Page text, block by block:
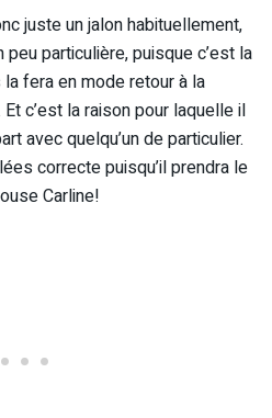
juste un jalon habituellement,
particulière, puisque c’est la
fera en mode retour à la
c’est la raison pour laquelle il
avec quelqu’un de particulier.
correcte puisqu’il prendra le
Carline!